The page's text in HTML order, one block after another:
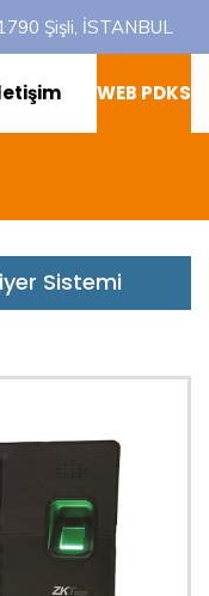
Şişli, İSTANBUL
WEB PDKS
Sistemi